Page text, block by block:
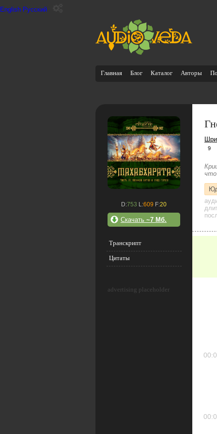
English Русский
Главная Блог Каталог Авторы
D:753 L:609 F:20
Скачать ~7 Мб.
Транскрипт
Цитаты
advertising placeholder
9